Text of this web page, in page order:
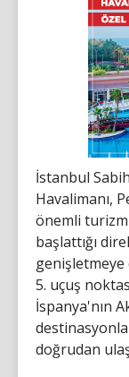
İstanbul
Havalimanı,
önemli
başlattığı
genişletmeye
5. uçuş
İspanya'nın
doğrudan